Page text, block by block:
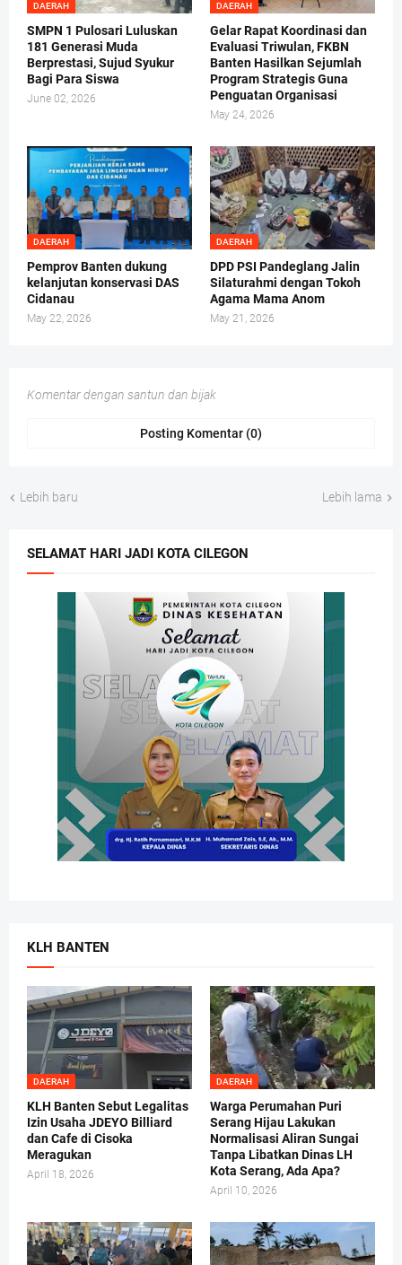
DAERAH
SMPN 1 Pulosari Luluskan
181 Generasi Muda
Berprestasi, Sujud Syukur
Bagi Para Siswa
June 02, 2026
DAERAH
Gelar Rapat Koordinasi dan
Evaluasi Triwulan, FKBN
Banten Hasilkan Sejumlah
Program Strategis Guna
Penguatan Organisasi
May 24, 2026
DAERAH
Pemprov Banten dukung
kelanjutan konservasi DAS
Cidanau
May 22, 2026
DAERAH
DPD PSI Pandeglang Jalin
Silaturahmi dengan Tokoh
Agama Mama Anom
May 21, 2026
Komentar dengan santun dan bijak
Posting Komentar (0)
Lebih baru Lebih lama
SELAMAT HARI JADI KOTA CILEGON
KLH BANTEN
DAERAH
KLH Banten Sebut Legalitas
Izin Usaha JDEYO Billiard
dan Cafe di Cisoka
Meragukan
April 18, 2026
DAERAH
Warga Perumahan Puri
Serang Hijau Lakukan
Normalisasi Aliran Sungai
Tanpa Libatkan Dinas LH
Kota Serang, Ada Apa?
April 10, 2026